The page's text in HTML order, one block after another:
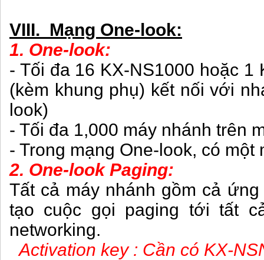
VIII. Mạng One-look:
1. One-look:
- Tối đa 16 KX-NS1000 hoặc
(kèm khung phụ) kết nối với
look)
- Tối đa 1,000 máy nhánh trên
- Trong mạng One-look, có một
2. One-look Paging:
Tất cả máy nhánh gồm cả
tạo cuộc gọi paging tới tất
networking.
Activation key : Cần có KX-